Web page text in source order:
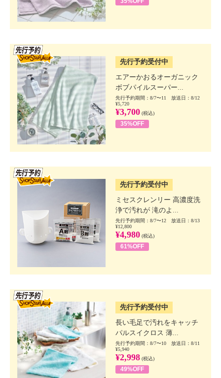
先行予約受付中
エアーかおるオーガニック
ボブパイルスーパー...
先行予約期間：8/7〜11 放送日：8/12
¥5,720
¥3,700 (税込)
35%OFF
先行予約受付中
ミセスクレンリー 高濃度洗
浄で汚れが 滝のよ...
先行予約期間：8/7〜12 放送日：8/13
¥12,800
¥4,980 (税込)
61%OFF
先行予約受付中
長い毛足で汚れをキャッチ
パルスイクロス 薄...
先行予約期間：8/7〜10 放送日：8/11
¥5,940
¥2,998 (税込)
49%OFF